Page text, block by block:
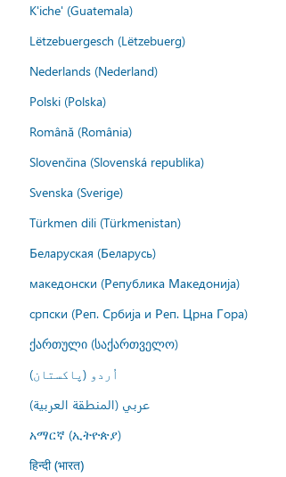
K'iche' (Guatemala)
Lëtzebuergesch (Lëtzebuerg)
Nederlands (Nederland)
Polski (Polska)
Română (România)
Slovenčina (Slovenská republika)
Svenska (Sverige)
Türkmen dili (Türkmenistan)
Беларуская (Беларусь)
македонски (Република Македонија)
српски (Реп. Србија и Реп. Црна Гора)
ქართული (საქართველო)
اُردو (پاکستان)
عربي (المنطقة العربية)
አማርኛ (ኢትዮጵያ)
हिन्दी (भारत)